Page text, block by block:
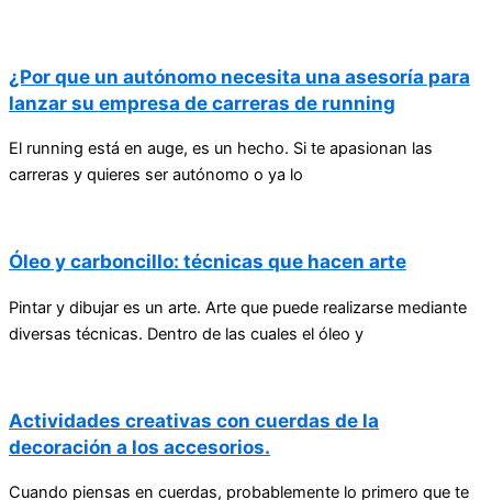
¿Por que un autónomo necesita una asesoría para
lanzar su empresa de carreras de running
El running está en auge, es un hecho. Si te apasionan las
carreras y quieres ser autónomo o ya lo
Óleo y carboncillo: técnicas que hacen arte
Pintar y dibujar es un arte. Arte que puede realizarse mediante
diversas técnicas. Dentro de las cuales el óleo y
Actividades creativas con cuerdas de la
decoración a los accesorios.
Cuando piensas en cuerdas, probablemente lo primero que te